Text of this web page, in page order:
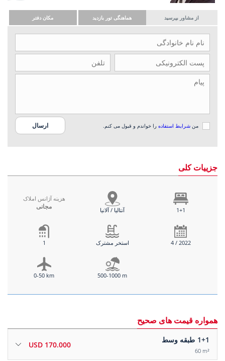
از مشاور بپرسید هماهنگی تور بازدید مکان دفتر
من شرایط استفاده را خواندم و قبول می کنم.
جزییات کلی
هزینه آژانس املاک
مجانی آنتالیا / آلانیا 1+1
1 استخر مشترک 4 / 2022
0-50 km 500-1000 m
همواره قیمت های صحیح
1+1 طبقه وسط
60 m²
170.000 USD